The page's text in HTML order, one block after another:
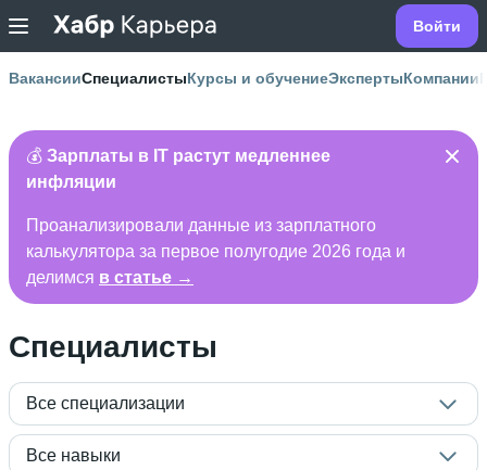
Войти
ВакансииСпециалистыКурсы и обучениеЭкспертыКомпании
💰 Зарплаты в IT растут медленнее
инфляции
Проанализировали данные из зарплатного
калькулятора за первое полугодие 2026 года и
делимся в статье →
Специалисты
Все специализации
Все навыки